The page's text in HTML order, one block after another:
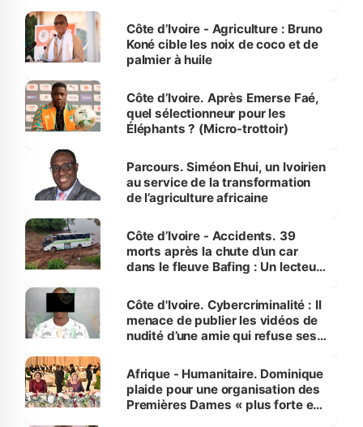
Côte d’Ivoire - Agriculture : Bruno
Koné cible les noix de coco et de
palmier à huile
Côte d’Ivoire. Après Emerse Faé,
quel sélectionneur pour les
Éléphants ? (Micro-trottoir)
Parcours. Siméon Ehui, un Ivoirien
au service de la transformation
de l’agriculture africaine
Côte d’Ivoire - Accidents. 39
morts après la chute d’un car
dans le fleuve Bafing : Un lecteur
des Transports
Côte d'Ivoire. Cybercriminalité : Il
menace de publier les vidéos de
nudité d’une amie qui refuse ses
Afrique - Humanitaire. Dominique
plaide pour une organisation des
Premières Dames « plus forte et